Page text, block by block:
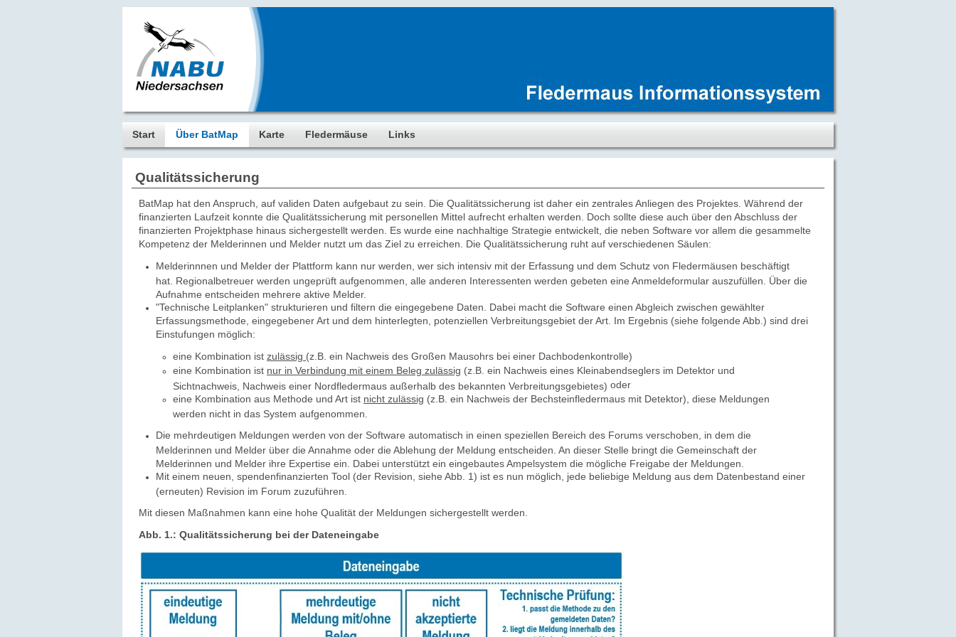
Start Über BatMap Karte Fledermäuse Links
Qualitätssicherung
BatMap hat den Anspruch, auf validen Daten aufgebaut zu sein. Die Qualitätssicherung ist daher ein zentrales Anliegen des Projektes. Während der
finanzierten Laufzeit konnte die Qualitätssicherung mit personellen Mittel aufrecht erhalten werden. Doch sollte diese auch über den Abschluss der
finanzierten Projektphase hinaus sichergestellt werden. Es wurde eine nachhaltige Strategie entwickelt, die neben Software vor allem die gesammelte
Kompetenz der Melderinnen und Melder nutzt um das Ziel zu erreichen. Die Qualitätssicherung ruht auf verschiedenen Säulen:
Melderinnnen und Melder der Plattform kann nur werden, wer sich intensiv mit der Erfassung und dem Schutz von Fledermäusen beschäftigt
hat. Regionalbetreuer werden ungeprüft aufgenommen, alle anderen Interessenten werden gebeten eine Anmeldeformular auszufüllen. Über die
Aufnahme entscheiden mehrere aktive Melder.
"Technische Leitplanken" strukturieren und filtern die eingegebene Daten. Dabei macht die Software einen Abgleich zwischen gewählter
Erfassungsmethode, eingegebener Art und dem hinterlegten, potenziellen Verbreitungsgebiet der Art. Im Ergebnis (siehe folgende Abb.) sind drei
Einstufungen möglich:
eine Kombination ist zulässig (z.B. ein Nachweis des Großen Mausohrs bei einer Dachbodenkontrolle)
eine Kombination ist nur in Verbindung mit einem Beleg zulässig (z.B. ein Nachweis eines Kleinabendseglers im Detektor und
Sichtnachweis, Nachweis einer Nordfledermaus außerhalb des bekannten Verbreitungsgebietes) oder
eine Kombination aus Methode und Art ist nicht zulässig (z.B. ein Nachweis der Bechsteinfledermaus mit Detektor), diese Meldungen
werden nicht in das System aufgenommen.
Die mehrdeutigen Meldungen werden von der Software automatisch in einen speziellen Bereich des Forums verschoben, in dem die
Melderinnen und Melder über die Annahme oder die Ablehung der Meldung entscheiden. An dieser Stelle bringt die Gemeinschaft der
Melderinnen und Melder ihre Expertise ein. Dabei unterstützt ein eingebautes Ampelsystem die mögliche Freigabe der Meldungen.
Mit einem neuen, spendenfinanzierten Tool (der Revision, siehe Abb. 1) ist es nun möglich, jede beliebige Meldung aus dem Datenbestand einer
(erneuten) Revision im Forum zuzuführen.
Mit diesen Maßnahmen kann eine hohe Qualität der Meldungen sichergestellt werden.
Abb. 1.: Qualitätssicherung bei der Dateneingabe